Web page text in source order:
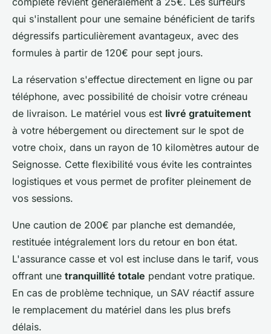
qui s'installent pour une semaine bénéficient de tarifs
dégressifs particulièrement avantageux, avec des
formules à partir de 120€ pour sept jours.
La réservation s'effectue directement en ligne ou par
téléphone, avec possibilité de choisir votre créneau
de livraison. Le matériel vous est livré gratuitement
à votre hébergement ou directement sur le spot de
votre choix, dans un rayon de 10 kilomètres autour de
Seignosse. Cette flexibilité vous évite les contraintes
logistiques et vous permet de profiter pleinement de
vos sessions.
Une caution de 200€ par planche est demandée,
restituée intégralement lors du retour en bon état.
L'assurance casse et vol est incluse dans le tarif, vous
offrant une tranquillité totale pendant votre pratique.
En cas de problème technique, un SAV réactif assure
le remplacement du matériel dans les plus brefs
délais.